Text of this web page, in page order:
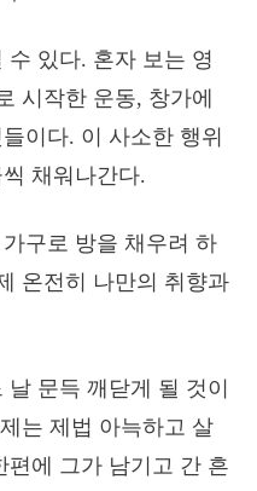
수 있다. 혼자 보는 영
시작한 운동, 창가에
이다. 이 사소한 행위
채워나간다.
구로 방을 채우려 하
온전히 나만의 취향과
문득 깨닫게 될 것이
는 제법 아늑하고 살
편에 그가 남기고 간 흔